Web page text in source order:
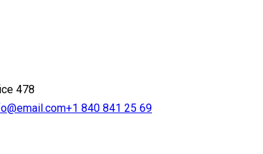
478
+1 840 841 25 69